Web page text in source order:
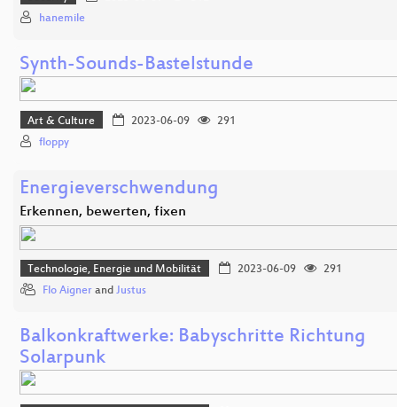
hanemile
Synth-Sounds-Bastelstunde
Art & Culture 2023-06-09
291
floppy
Energieverschwendung
Erkennen, bewerten, fixen
Technologie, Energie und Mobilität 2023-06-09
291
Flo Aigner and Justus
Balkonkraftwerke: Babyschritte Richtung
Solarpunk